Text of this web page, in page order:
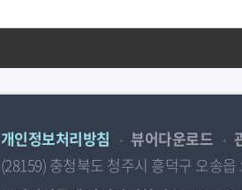
개인정보처리방침 뷰어다운로드
(28159) 충청북도 청주시 흥덕구 오송